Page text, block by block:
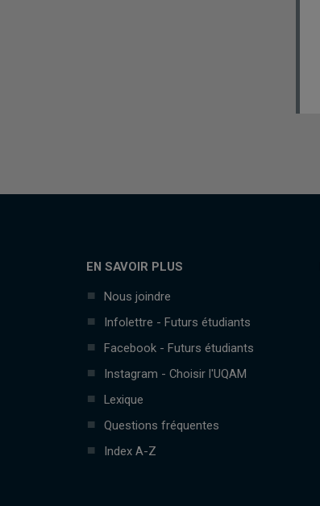
EN SAVOIR PLUS
Nous joindre
Infolettre - Futurs étudiants
Facebook - Futurs étudiants
Instagram - Choisir l'UQAM
Lexique
Questions fréquentes
Index A-Z